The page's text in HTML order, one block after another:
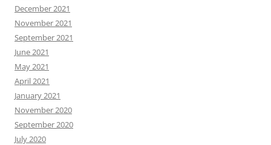
December 2021
November 2021
September 2021
June 2021
May 2021
April 2021
January 2021
November 2020
September 2020
July 2020